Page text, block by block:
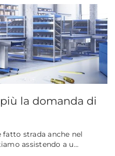
la domanda di
fatto strada anche nel
assistendo a u...